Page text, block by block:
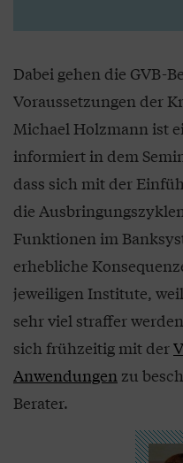
Dabei gehen die GVB-
Voraussetzungen der
Michael Holzmann ist
informiert in dem
dass sich mit der
die
Funktionen im
erhebliche
jeweiligen Institute,
sehr viel straffer
sich frühzeitig mit der
Anwendungen zu
Berater.